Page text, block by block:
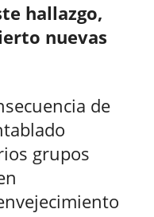
hallazgo,
nuevas
de
grupos